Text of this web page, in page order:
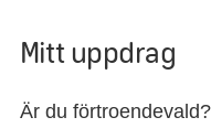
Mitt uppdrag
Är du